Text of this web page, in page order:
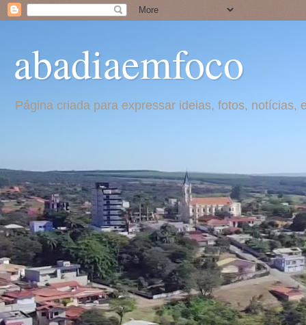
abadiaemfoco
Página criada para expressar ideias, fotos,